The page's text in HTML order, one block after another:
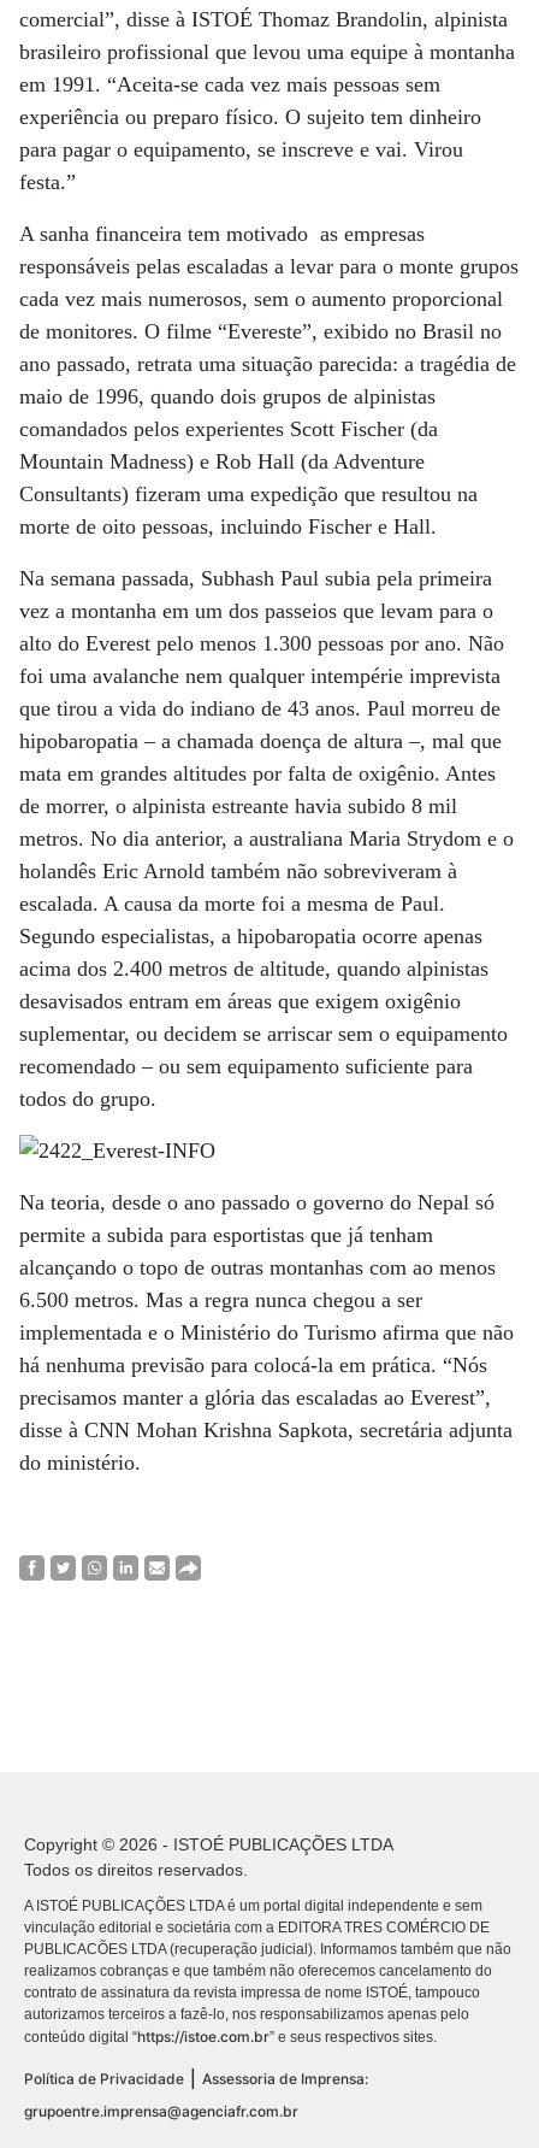
comercial”, disse à ISTOÉ Thomaz Brandolin, alpinista
brasileiro profissional que levou uma equipe à montanha
em 1991. “Aceita-se cada vez mais pessoas sem
experiência ou preparo físico. O sujeito tem dinheiro
para pagar o equipamento, se inscreve e vai. Virou
festa.”
A sanha financeira tem motivado as empresas
responsáveis pelas escaladas a levar para o monte grupos
cada vez mais numerosos, sem o aumento proporcional
de monitores. O filme “Evereste”, exibido no Brasil no
ano passado, retrata uma situação parecida: a tragédia de
maio de 1996, quando dois grupos de alpinistas
comandados pelos experientes Scott Fischer (da
Mountain Madness) e Rob Hall (da Adventure
Consultants) fizeram uma expedição que resultou na
morte de oito pessoas, incluindo Fischer e Hall.
Na semana passada, Subhash Paul subia pela primeira
vez a montanha em um dos passeios que levam para o
alto do Everest pelo menos 1.300 pessoas por ano. Não
foi uma avalanche nem qualquer intempérie imprevista
que tirou a vida do indiano de 43 anos. Paul morreu de
hipobaropatia – a chamada doença de altura –, mal que
mata em grandes altitudes por falta de oxigênio. Antes
de morrer, o alpinista estreante havia subido 8 mil
metros. No dia anterior, a australiana Maria Strydom e o
holandês Eric Arnold também não sobreviveram à
escalada. A causa da morte foi a mesma de Paul.
Segundo especialistas, a hipobaropatia ocorre apenas
acima dos 2.400 metros de altitude, quando alpinistas
desavisados entram em áreas que exigem oxigênio
suplementar, ou decidem se arriscar sem o equipamento
recomendado – ou sem equipamento suficiente para
todos do grupo.
Na teoria, desde o ano passado o governo do Nepal só
permite a subida para esportistas que já tenham
alcançando o topo de outras montanhas com ao menos
6.500 metros. Mas a regra nunca chegou a ser
implementada e o Ministério do Turismo afirma que não
há nenhuma previsão para colocá-la em prática. “Nós
precisamos manter a glória das escaladas ao Everest”,
disse à CNN Mohan Krishna Sapkota, secretária adjunta
do ministério.
Copyright © 2026 - ISTOÉ PUBLICAÇÕES LTDA
Todos os direitos reservados.
A ISTOÉ PUBLICAÇÕES LTDA é um portal digital independente e sem
vinculação editorial e societária com a EDITORA TRES COMÉRCIO DE
PUBLICACÕES LTDA (recuperação judicial). Informamos também que não
realizamos cobranças e que também não oferecemos cancelamento do
contrato de assinatura da revista impressa de nome ISTOÉ, tampouco
autorizamos terceiros a fazê-lo, nos responsabilizamos apenas pelo
conteúdo digital “https://istoe.com.br” e seus respectivos sites.
Política de Privacidade
Assessoria de Imprensa:
grupoentre.imprensa@agenciafr.com.br